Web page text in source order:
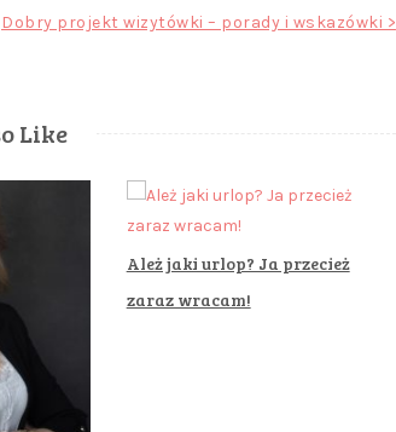
Dobry projekt wizytówki – porady i wskazówki >
Like
Ależ jaki urlop? Ja przecież
zaraz wracam!